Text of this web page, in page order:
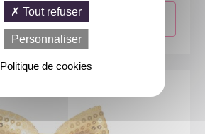
Tout refuser
Personnaliser
Politique de cookies